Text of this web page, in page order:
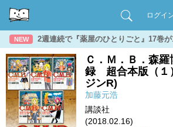
ログイ
NEW 2週連続で『薬屋のひとりごと』17巻
Ｃ．Ｍ．Ｂ．森羅
録 超合本版（１
ジンR)
加藤元浩
講談社
(2018.02.16)